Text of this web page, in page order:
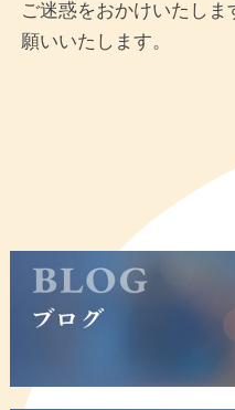
ご迷惑をおかけいたし
願いいたします。